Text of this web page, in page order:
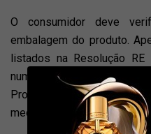
O consumidor deve
embalagem do produto.
listados na Resolução
numeração final 1 estão
Produtos fora dessa
medida.